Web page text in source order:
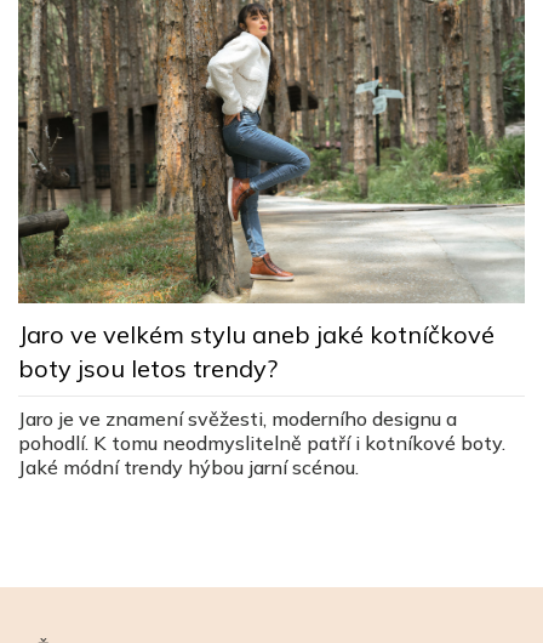
Jaro ve velkém stylu aneb jaké kotníčkové
boty jsou letos trendy?
Jaro je ve znamení svěžesti, moderního designu a
pohodlí. K tomu neodmyslitelně patří i kotníkové boty.
Jaké módní trendy hýbou jarní scénou.